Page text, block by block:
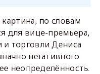
по словам
для вице-премьера,
торговли Дениса
негативного
неопределённость.